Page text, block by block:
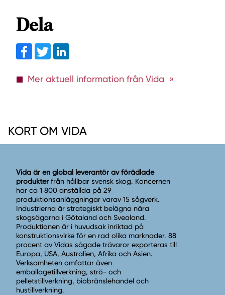
Dela
Facebook
Twitter
Mer aktuell information från Vida
KORT OM VIDA
Vida är en global leverantör av förädlade
produkter från hållbar svensk skog. Koncernen
har ca 1 800 anställda på 29
produktionsanläggningar varav 15 sågverk.
Industrierna är strategiskt belägna nära
skogsägarna i Götaland och Svealand.
Produktionen är i huvudsak inriktad på
konstruktionsvirke för en rad olika marknader. 88
procent av Vidas sågade trävaror exporteras till
Europa, USA, Australien, Afrika och Asien.
Verksamheten omfattar även
emballagetillverkning, strö- och
pelletstillverkning, biobränslehandel och
hustillverkning.